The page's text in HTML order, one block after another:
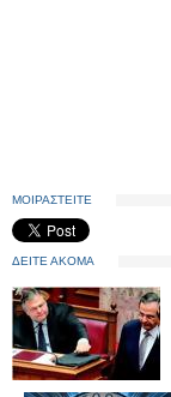
ΜΟΙΡΑΣΤΕΙΤΕ
ΔΕΙΤΕ ΑΚΟΜΑ